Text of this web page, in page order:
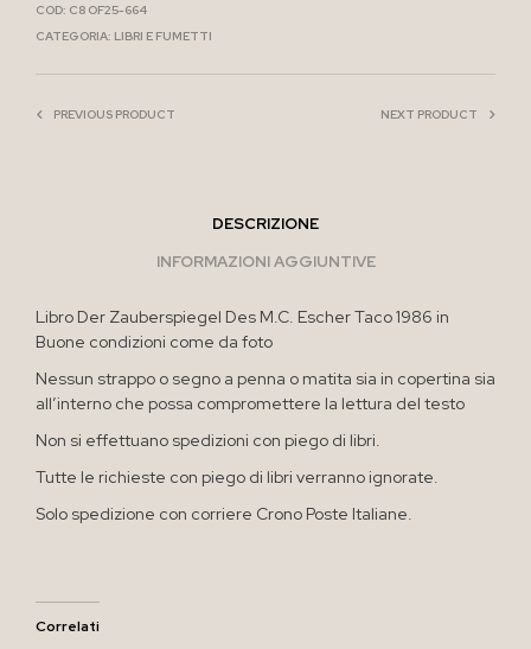
COD: C8 OF25-664
CATEGORIA: LIBRI E FUMETTI
PREVIOUS PRODUCT NEXT PRODUCT
DESCRIZIONE
INFORMAZIONI AGGIUNTIVE
Libro Der Zauberspiegel Des M.C. Escher Taco 1986 in
Buone condizioni come da foto
Nessun strappo o segno a penna o matita sia in copertina sia
all’interno che possa compromettere la lettura del testo
Non si effettuano spedizioni con piego di libri.
Tutte le richieste con piego di libri verranno ignorate.
Solo spedizione con corriere Crono Poste Italiane.
Correlati